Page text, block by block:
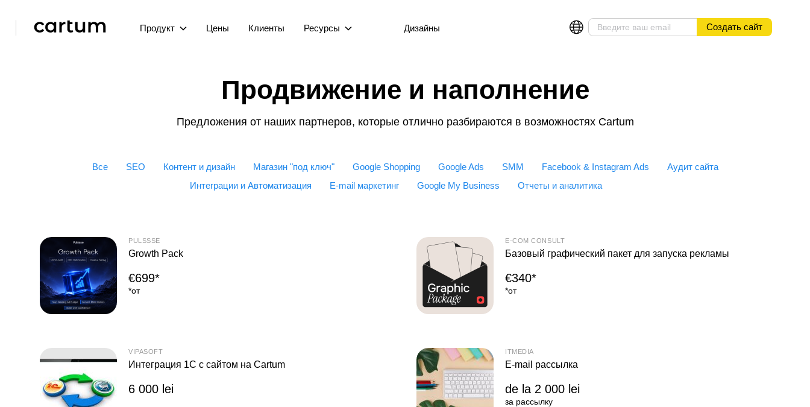
Продукт Цены Клиенты Ресурсы Дизайны Создать сайт
Продвижение и наполнение
Предложения от наших партнеров, которые отлично разбираются в возможностях Cartum
Все SEO Контент и дизайн Магазин "под ключ" Google Shopping Google Ads SMM Facebook & Instagram Ads
Аудит сайта
Интеграции и Автоматизация
E-mail маркетинг Google My Business Отчеты и аналитика
PULSSSE
Growth Pack
€699*
*от
E-COM CONSULT
Базовый графический пакет для запуска рекламы
€340*
*от
VIPASOFT
Интеграция 1C с сайтом на Cartum
6 000 lei
ITMEDIA
E-mail рассылка
de la 2 000 lei
за рассылку